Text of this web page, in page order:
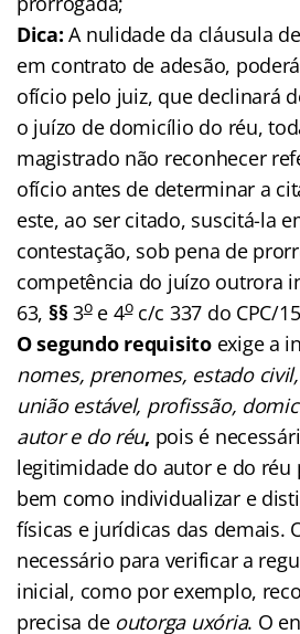
Dica: A nulidade da cláusula
em contrato de adesão,
ofício pelo juiz, que declinará
o juízo de domicílio do réu,
magistrado não reconhecer
ofício antes de determinar a
este, ao ser citado, suscitá-la
contestação, sob pena de
competência do juízo outrora
63, §§3oe 4oc/c 337 do CPC/
O segundo requisitoexige a
nomes, prenomes, estado
união estável, profissão,
autor e do réu, pois é
legitimidade do autor e do réu
bem como individualizar e
físicas e jurídicas das demais.
necessário para verificar a
inicial, como por exemplo,
precisa de outorga uxória. O